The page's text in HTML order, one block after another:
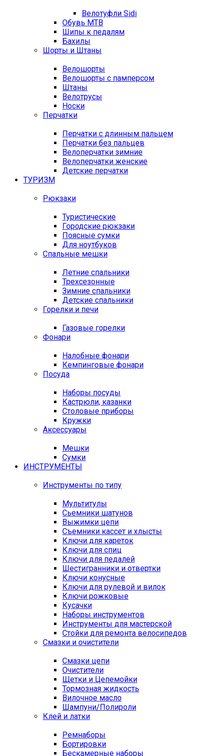
Велотуфли Sidi
Обувь MTB
Шипы к педалям
Бахилы
Шорты и Штаны
Велошорты
Велошорты с памперсом
Штаны
Велотрусы
Носки
Перчатки
Перчатки с длинным пальцем
Перчатки без пальцев
Велоперчатки зимние
Велоперчатки женские
Детские перчатки
ТУРИЗМ
Рюкзаки
Туристические
Городские рюкзаки
Поясные сумки
Для ноутбуков
Спальные мешки
Летние спальники
Трехсезонные
Зимние спальники
Детские спальники
Горелки и печи
Газовые горелки
Фонари
Налобные фонари
Кемпинговые фонари
Посуда
Наборы посуды
Кастрюли, казанки
Столовые приборы
Кружки
Аксессуары
Мешки
Сумки
ИНСТРУМЕНТЫ
Инструменты по типу
Мультитулы
Сьемники шатунов
Выжимки цепи
Съемники кассет и хлысты
Ключи для кареток
Ключи для спиц
Ключи для педалей
Шестигранники и отвертки
Ключи конусные
Ключи для рулевой и вилок
Ключи рожковые
Кусачки
Наборы инструментов
Инструменты для мастерской
Стойки для ремонта велосипедов
Смазки и очистители
Смазки цепи
Очистители
Щетки и Цепемойки
Тормозная жидкость
Вилочное масло
Шампуни/Полироли
Клей и латки
Ремнаборы
Бортировки
Бескамерные наборы